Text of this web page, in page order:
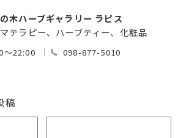
木ハーブギャラリー ラピス
テラピー、ハーブティー、化粧品
～22:00 098-877-5010
稿